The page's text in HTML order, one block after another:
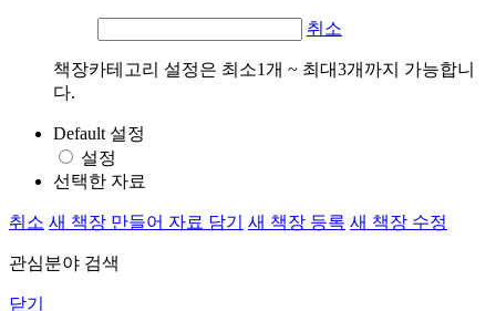
취소
책장카테고리 설정은 최소1개 ~ 최대3개까지 가능합니
다.
Default 설정
설정
선택한 자료
취소 새 책장 만들어 자료 담기 새 책장 등록 새 책장 수정
관심분야 검색
닫기